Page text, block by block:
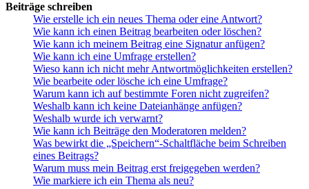
Beiträge schreiben
Wie erstelle ich ein neues Thema oder eine Antwort?
Wie kann ich einen Beitrag bearbeiten oder löschen?
Wie kann ich meinem Beitrag eine Signatur anfügen?
Wie kann ich eine Umfrage erstellen?
Wieso kann ich nicht mehr Antwortmöglichkeiten erstellen?
Wie bearbeite oder lösche ich eine Umfrage?
Warum kann ich auf bestimmte Foren nicht zugreifen?
Weshalb kann ich keine Dateianhänge anfügen?
Weshalb wurde ich verwarnt?
Wie kann ich Beiträge den Moderatoren melden?
Was bewirkt die „Speichern“-Schaltfläche beim Schreiben
eines Beitrags?
Warum muss mein Beitrag erst freigegeben werden?
Wie markiere ich ein Thema als neu?